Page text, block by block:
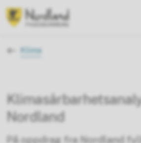
Du er her:
Klima
Nordland
På oppdrag fra Nordland